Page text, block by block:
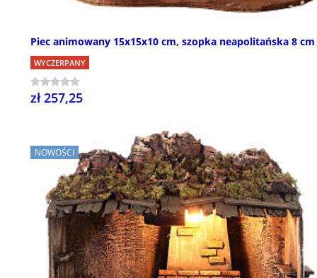
Piec animowany 15x15x10 cm, szopka neapolitańska 8 cm
WYCZERPANY
zł 257,25
NOWOŚCI